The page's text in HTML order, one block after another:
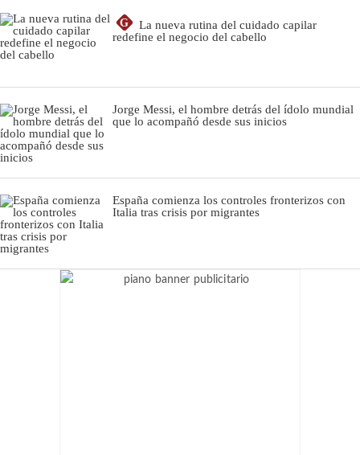
G
La nueva rutina del cuidado capilar
redefine el negocio del cabello
Jorge Messi, el hombre detrás del ídolo mundial
que lo acompañó desde sus inicios
España comienza los controles fronterizos con
Italia tras crisis por migrantes